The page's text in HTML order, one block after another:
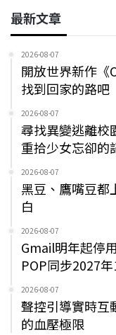
最新文章
2026-08-07
開放世界新作
找到回家的路吧
2026-08-07
尋找異變逃離校
重拾少女忘卻的
2026-08-07
黑豆、鷹嘴豆都
白
2026-08-07
Gmail明年起停
POP同步2027
2026-08-07
聲控引導實時互
的血壓極限